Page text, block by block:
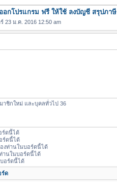
อกโปรแกรม ฟรี ให้ใช้ ลงบัญชี สรุปภาษี
ร์ 23 ม.ค. 2016 12:50 am
ชิกใหม่ และบุคลทั่วไป 36
ร์ดนี้ได้
ร์ดนี้ได้
งท่านในบอร์ดนี้ได้
านในบอร์ดนี้ได้
อร์ดนี้ได้
ร์ด